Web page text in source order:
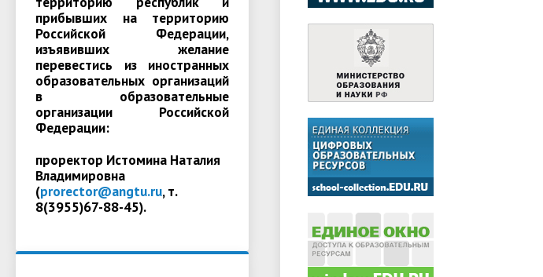
прибывших на территорию
Российской Федерации,
изъявивших желание
перевестись из иностранных
образовательных организаций
в образовательные
организации Российской
Федерации:
проректор Истомина Наталия
Владимировна
(prorector@angtu.ru, т.
8(3955)67-88-45).